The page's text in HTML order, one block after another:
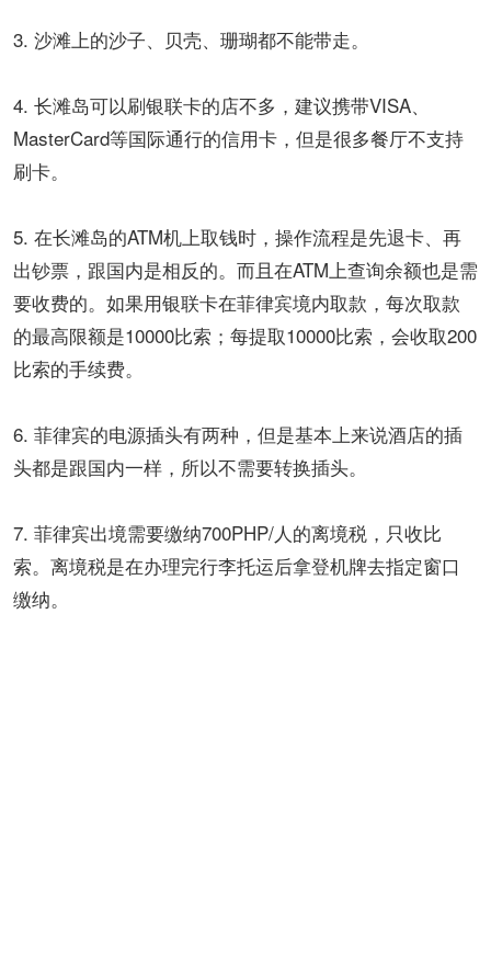
3. 沙滩上的沙子、贝壳、珊瑚都不能带走。
4. 长滩岛可以刷银联卡的店不多，建议携带VISA、
MasterCard等国际通行的信用卡，但是很多餐厅不支持
刷卡。
5. 在长滩岛的ATM机上取钱时，操作流程是先退卡、再
出钞票，跟国内是相反的。而且在ATM上查询余额也是需
要收费的。如果用银联卡在菲律宾境内取款，每次取款
的最高限额是10000比索；每提取10000比索，会收取200
比索的手续费。
6. 菲律宾的电源插头有两种，但是基本上来说酒店的插
头都是跟国内一样，所以不需要转换插头。
7. 菲律宾出境需要缴纳700PHP/人的离境税，只收比
索。离境税是在办理完行李托运后拿登机牌去指定窗口
缴纳。